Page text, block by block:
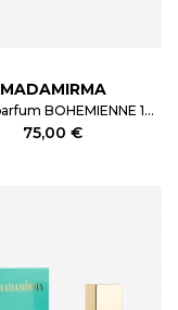
MADAMIRMA
Eau de parfum BOHEMIENNE 100ml
75,00 €